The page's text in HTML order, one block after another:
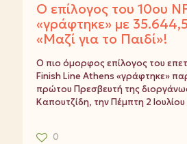
Ο επίλογος του 10ου
«γράφτηκε» με
«Μαζί για το Παιδί»!
Ο πιο όμορφος επίλογος του
Finish Line Athens «γράφτηκε»
πρώτου Πρεσβευτή της
Καπουτζίδη, την Πέμπτη 2
0